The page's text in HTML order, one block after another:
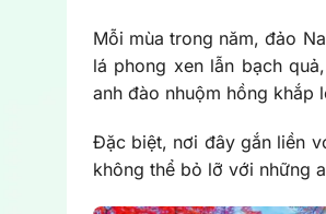
Mỗi mùa trong năm, đảo
lá phong xen lẫn bạch
anh đào nhuộm hồng khắp
Đặc biệt, nơi đây gắn liền
không thể bỏ lỡ với những